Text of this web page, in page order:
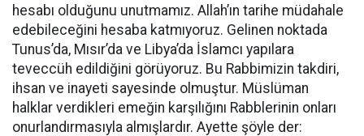
hesabı olduğunu unutmamız. Allah’ın tarihe müdahale
edebileceğini hesaba katmıyoruz. Gelinen noktada
Tunus’da, Mısır’da ve Libya’da İslamcı yapılara
teveccüh edildiğini görüyoruz. Bu Rabbimizin takdiri,
ihsan ve inayeti sayesinde olmuştur. Müslüman
halklar verdikleri emeğin karşılığını Rabblerinin onları
onurlandırmasıyla almışlardır. Ayette şöyle der: